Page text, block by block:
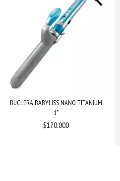
BUCLERA BABYLISS NANO TITANIUM
1"
$170.000